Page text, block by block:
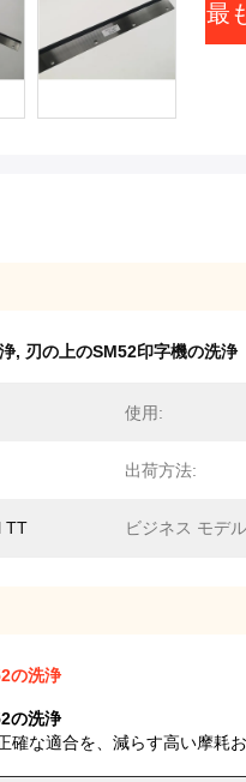
最
, 刃の上のSM52印字機の洗浄
使用:
出荷方法:
TT ビジネス モデ
の洗浄
の洗浄
な適合を、減らす高い摩耗